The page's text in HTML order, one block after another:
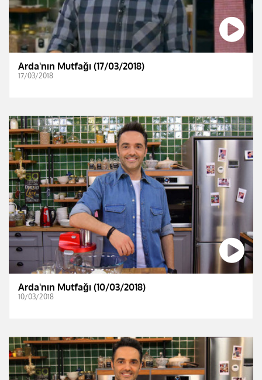
Arda'nın Mutfağı (17/03/2018)
17/03/2018
Arda'nın Mutfağı (10/03/2018)
10/03/2018